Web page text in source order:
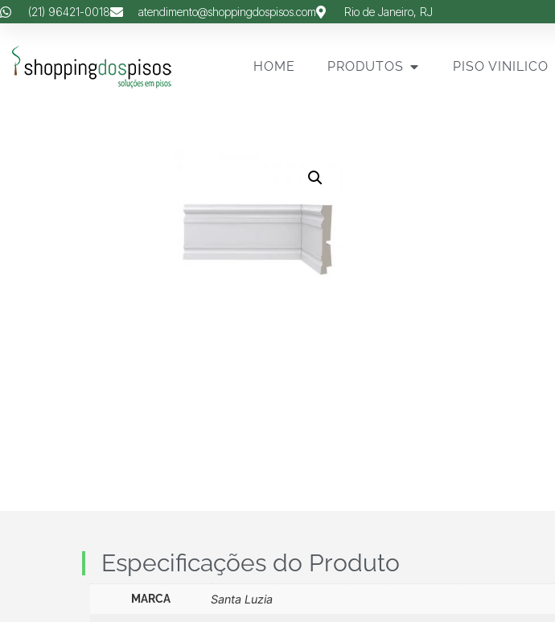
(21) 96421-0018 atendimento@shoppingdospisos.com Rio de Janeiro, RJ
HOME PRODUTOS PISO VINILICO
Especificações do Produto
MARCA Santa Luzia